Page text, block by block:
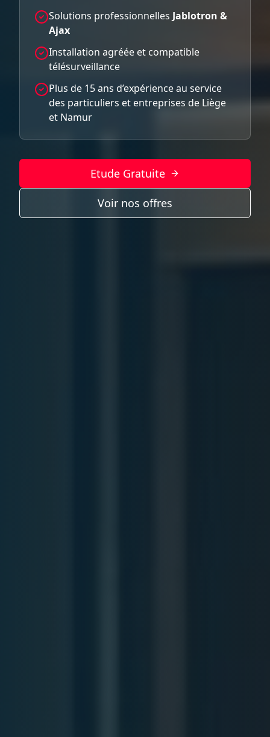
Solutions professionnelles Jablotron &
Ajax
Installation agréée et compatible
télésurveillance
Plus de 15 ans d’expérience au service
des particuliers et entreprises de Liège
et Namur
Etude Gratuite
Voir nos offres